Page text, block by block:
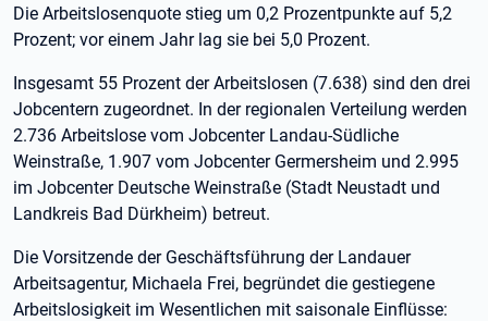
Die Arbeitslosenquote stieg um 0,2 Prozentpunkte auf 5,2
Prozent; vor einem Jahr lag sie bei 5,0 Prozent.
Insgesamt 55 Prozent der Arbeitslosen (7.638) sind den drei
Jobcentern zugeordnet. In der regionalen Verteilung werden
2.736 Arbeitslose vom Jobcenter Landau-Südliche
Weinstraße, 1.907 vom Jobcenter Germersheim und 2.995
im Jobcenter Deutsche Weinstraße (Stadt Neustadt und
Landkreis Bad Dürkheim) betreut.
Die Vorsitzende der Geschäftsführung der Landauer
Arbeitsagentur, Michaela Frei, begründet die gestiegene
Arbeitslosigkeit im Wesentlichen mit saisonale Einflüsse: